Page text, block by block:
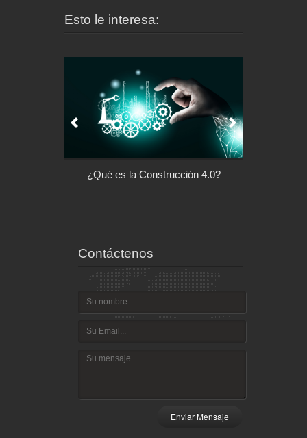
Esto le interesa:
¿Qué es la Construcción 4.0?
Contáctenos
Enviar Mensaje